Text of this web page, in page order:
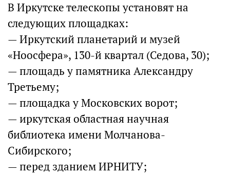
В Иркутске телескопы установят на
следующих площадках:
— Иркутский планетарий и музей
«Ноосфера», 130-й квартал (Седова, 30);
— площадь у памятника Александру
Третьему;
— площадка у Московских ворот;
— иркутская областная научная
библиотека имени Молчанова-
Сибирского;
— перед зданием ИРНИТУ;